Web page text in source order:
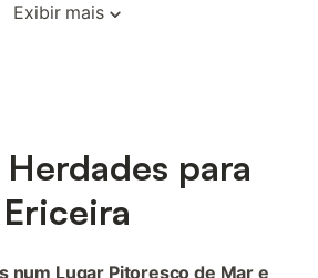
Exibir mais
para
num Lugar Pitoresco de Mar e